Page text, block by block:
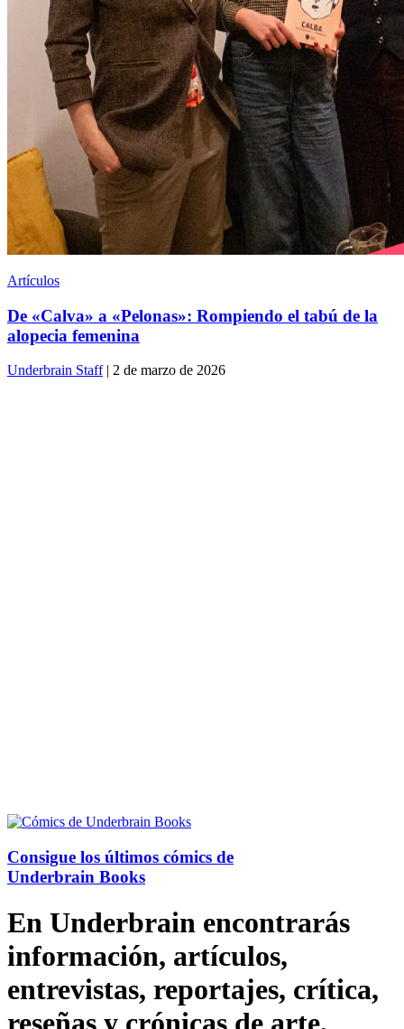
Artículos
De «Calva» a «Pelonas»: Rompiendo el tabú de la
alopecia femenina
Underbrain Staff| 2 de marzo de 2026
Consigue los últimos cómics de
Underbrain Books
En Underbrain encontrarás
información, artículos,
entrevistas, reportajes, crítica,